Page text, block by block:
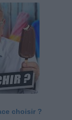
choisir ?